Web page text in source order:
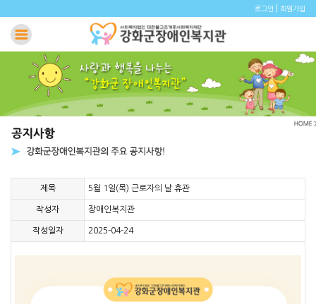
로그인 회원가입
제목 5월 1일(목) 근로자의 날 휴관
작성자 장애인복지관
작성일자 2025-04-24